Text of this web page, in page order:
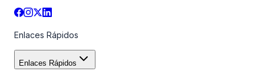
Enlaces Rápidos
Enlaces Rápidos